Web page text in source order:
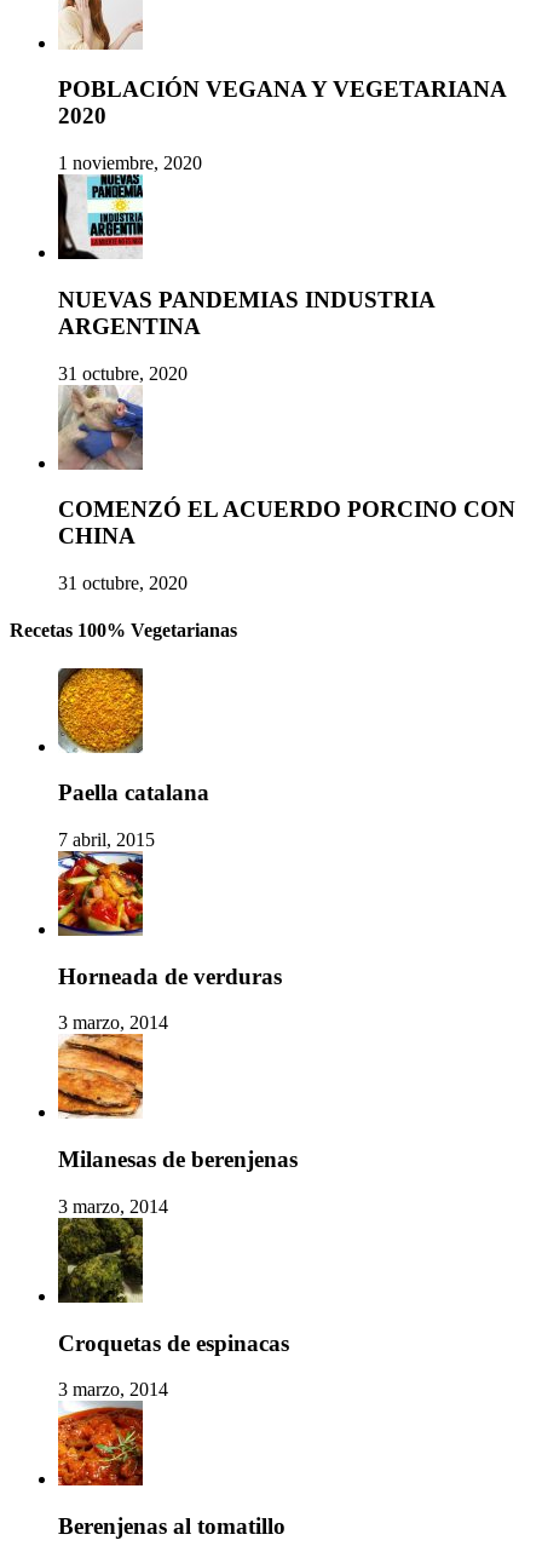
POBLACIÓN VEGANA Y VEGETARIANA
2020
1 noviembre, 2020
NUEVAS PANDEMIAS INDUSTRIA
ARGENTINA
31 octubre, 2020
COMENZÓ EL ACUERDO PORCINO CON
CHINA
31 octubre, 2020
Recetas 100% Vegetarianas
Paella catalana
7 abril, 2015
Horneada de verduras
3 marzo, 2014
Milanesas de berenjenas
3 marzo, 2014
Croquetas de espinacas
3 marzo, 2014
Berenjenas al tomatillo